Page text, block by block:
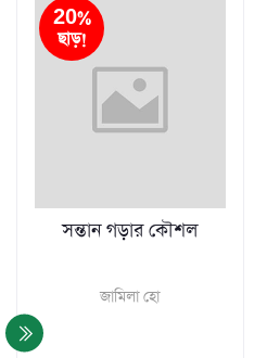
20%
ছাড়!
সন্তান গড়ার কৌশল
জামিলা হো